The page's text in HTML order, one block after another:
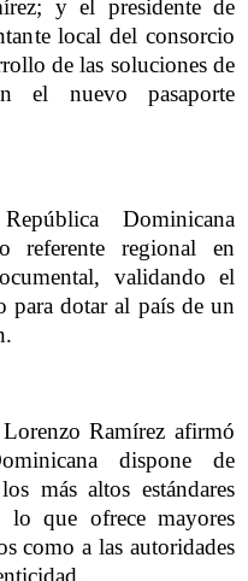
y el presidente de
local del consorcio
de las soluciones de
el nuevo pasaporte
Dominicana
referente regional en
validando el
para dotar al país de un
Ramírez afirmó
dispone de
más altos estándares
lo que ofrece mayores
como a las autoridades